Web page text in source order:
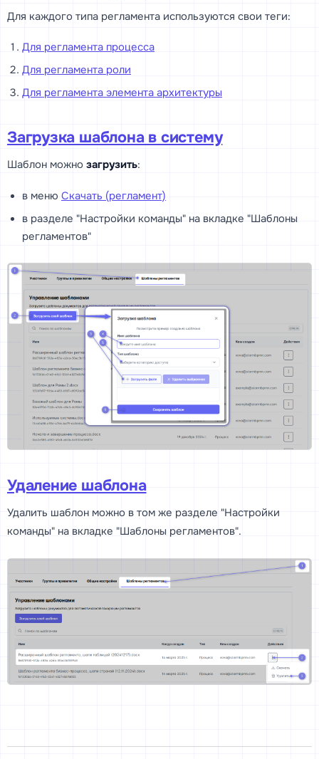
Для каждого типа регламента используются свои теги:
Для регламента процесса
Для регламента роли
Для регламента элемента архитектуры
Загрузка шаблона в систему
Шаблон можно загрузить:
в меню Скачать (регламент)
в разделе "Настройки команды" на вкладке "Шаблоны
регламентов"
Удаление шаблона
Удалить шаблон можно в том же разделе "Настройки
команды" на вкладке "Шаблоны регламентов".